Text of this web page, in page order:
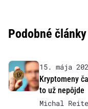
Podobné články
15. mája
Kryptomeny
to už nepôjde
Michal